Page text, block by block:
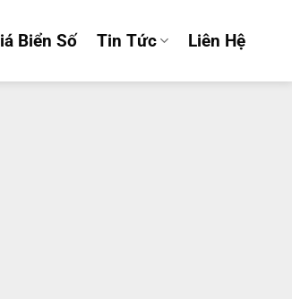
Biển Số Tin Tức Liên Hệ